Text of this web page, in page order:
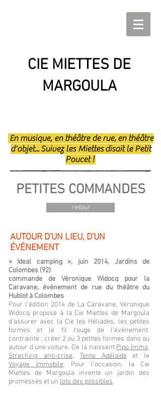
CIE MIETTES DE
MARGOULA
En musique, en théâtre de rue, en théâtre
d'objet... Suivez les Miettes disait le Petit
Poucet !
PETITES COMMANDES
retour
AUTOUR D'UN LIEU, D'UN
ÉVÉNEMENT
« Ideal camping », juin 2014, Jardins de
Colombes (92)
commande de Véronique Widocq pour la
Caravane, événement de rue du théâtre du
Hublot à Colombes
Pour l'édition 2014 de La Caravane, Véronique
Widocq propose à la Cie Miettes de Margoula
d'assurer avec la Cie les Héliades, les petites
formes et le fil rouge de l'événement.
contrainte : créer 2 ou 3 petites formes dans ou
autour d'une voiture. De là naissent Pipo Immo,
Streching anti-crise,Tente Adélaïde et le
Voyage Immobile. Pour l'occasion, la Cie
Miettes de Margoula invente un jardin des
promesses et un loto des possibles.